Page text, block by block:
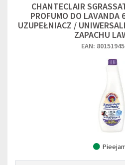
CHANTECLAIR
PROFUMO DO LAVANDA
UZUPEŁNIACZ /
ZAPACHU
EAN: